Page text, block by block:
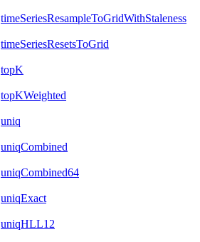
timeSeriesResampleToGridWithStaleness
timeSeriesResetsToGrid
topK
topKWeighted
uniq
uniqCombined
uniqCombined64
uniqExact
uniqHLL12